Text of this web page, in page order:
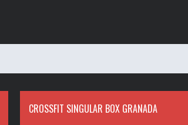
CROSSFIT SINGULAR BOX GRANADA